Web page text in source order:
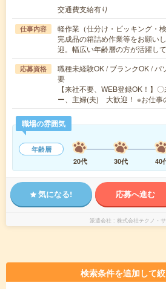
交通費支給有り
仕事内容
軽作業（仕分け・ピッキング・
完成品の箱詰め作業等をお願い
迎。幅広い年齢層の方が活躍し
応募資格
職種未経験OK / ブランクOK / パ
要
【来社不要、WEB登録OK！】
ー、主婦(夫) 大歓迎！ ※お仕
職場の雰囲気
年齢層
20代
30代 40
気になる! 応募へ進む
派遣会社 株式会社テクノ・
検索条件を追加して